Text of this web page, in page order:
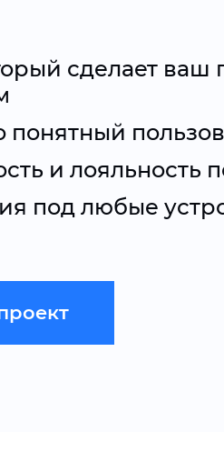
сделает ваш
понятный
и лояльность
под любые